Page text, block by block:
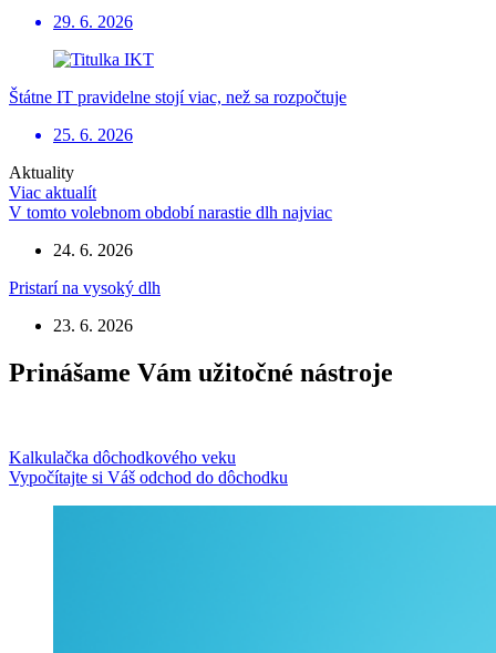
29. 6. 2026
Štátne IT pravidelne stojí viac, než sa rozpočtuje
25. 6. 2026
Aktuality
Viac aktualít
V tomto volebnom období narastie dlh najviac
24. 6. 2026
Pristarí na vysoký dlh
23. 6. 2026
Prinášame Vám užitočné nástroje
Kalkulačka dôchodkového veku
Vypočítajte si Váš odchod do dôchodku